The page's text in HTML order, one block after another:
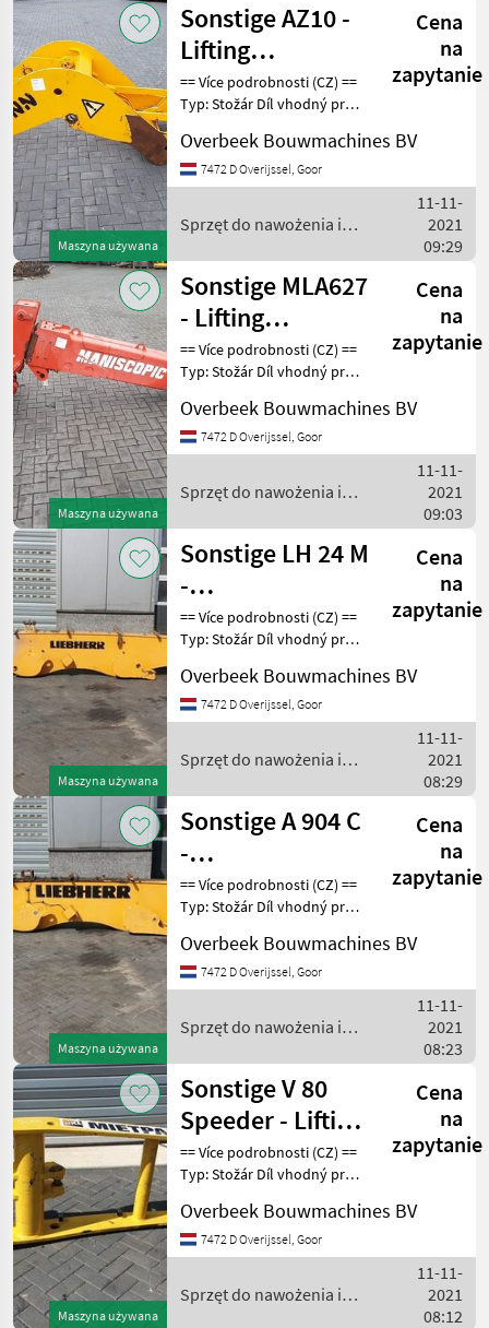
Maszyna używana
Sonstige AZ10 -
Lifting
framework/Schaufelarm/
Cena
na
zapytanie
== Více podrobnosti (CZ) ==
Typ: Stožár Díl vhodný pro:
konstrukce DPH/marže:
Odpočet DPH pro
podnikatele == Weitere
Overbeek Bouwmachines BV
7472 D Overijssel, Goor
Sprzęt do nawożenia i
11-11-
2021
09:29
Maszyna używana
Sonstige MLA627
- Lifting
framework/Schaufelarm/
Cena
na
zapytanie
== Více podrobnosti (CZ) ==
Typ: Stožár Díl vhodný pro:
konstrukce DPH/marže:
Odpočet DPH pro
podnikatele == Weitere
Overbeek Bouwmachines BV
7472 D Overijssel, Goor
Sprzęt do nawożenia i
11-11-
2021
09:03
Maszyna używana
Sonstige LH 24 M
-
Monoboom/
Cena
na
zapytanie
== Více podrobnosti (CZ) ==
Typ: Stožár Díl vhodný pro:
konstrukce DPH/marže:
Odpočet DPH pro
podnikatele Sériové číslo:
Overbeek Bouwmachines BV
7472 D Overijssel, Goor
Sprzęt do nawożenia i
11-11-
2021
08:29
Maszyna używana
Sonstige A 904 C
-
Monoboom/
Cena
na
zapytanie
== Více podrobnosti (CZ) ==
Typ: Stožár Díl vhodný pro:
konstrukce DPH/marže:
Odpočet DPH pro
podnikatele Sériové číslo:
Overbeek Bouwmachines BV
7472 D Overijssel, Goor
Sprzęt do nawożenia i
11-11-
2021
08:23
Maszyna używana
Sonstige V 80
Speeder - Lifting
framework/Schaufelarm/
Cena
na
zapytanie
== Více podrobnosti (CZ) ==
Typ: Stožár Díl vhodný pro:
konstrukce DPH/marže:
Odpočet DPH pro
podnikatele == Weitere
Overbeek Bouwmachines BV
7472 D Overijssel, Goor
Sprzęt do nawożenia i
11-11-
2021
08:12